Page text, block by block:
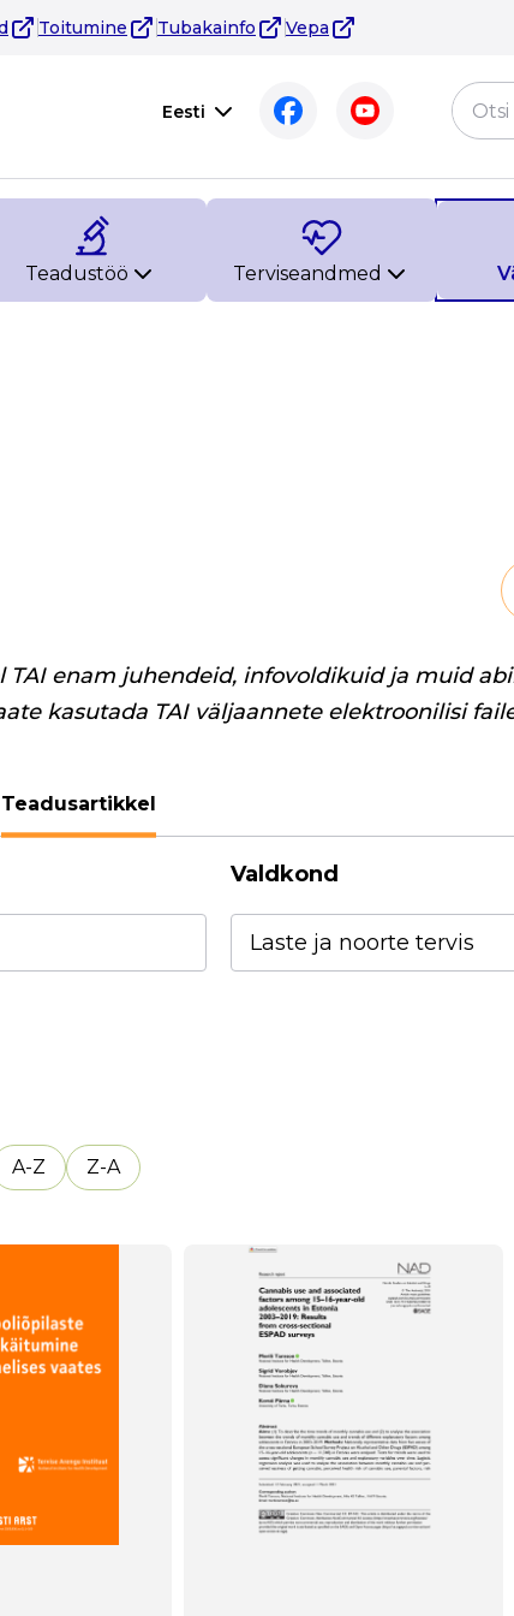
Toitumine Tubakainfo Vepa
Eesti
Teadustöö Terviseandmed
TAI enam juhendeid, infovoldikuid ja muid
kasutada TAI väljaannete elektroonilisi
Teadusartikkel
Valdkond
A-Z Z-A